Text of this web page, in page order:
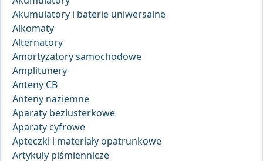
Akumulatory i baterie uniwersalne
Alkomaty
Alternatory
Amortyzatory samochodowe
Amplitunery
Anteny CB
Anteny naziemne
Aparaty bezlusterkowe
Aparaty cyfrowe
Apteczki i materiały opatrunkowe
Artykuły piśmiennicze